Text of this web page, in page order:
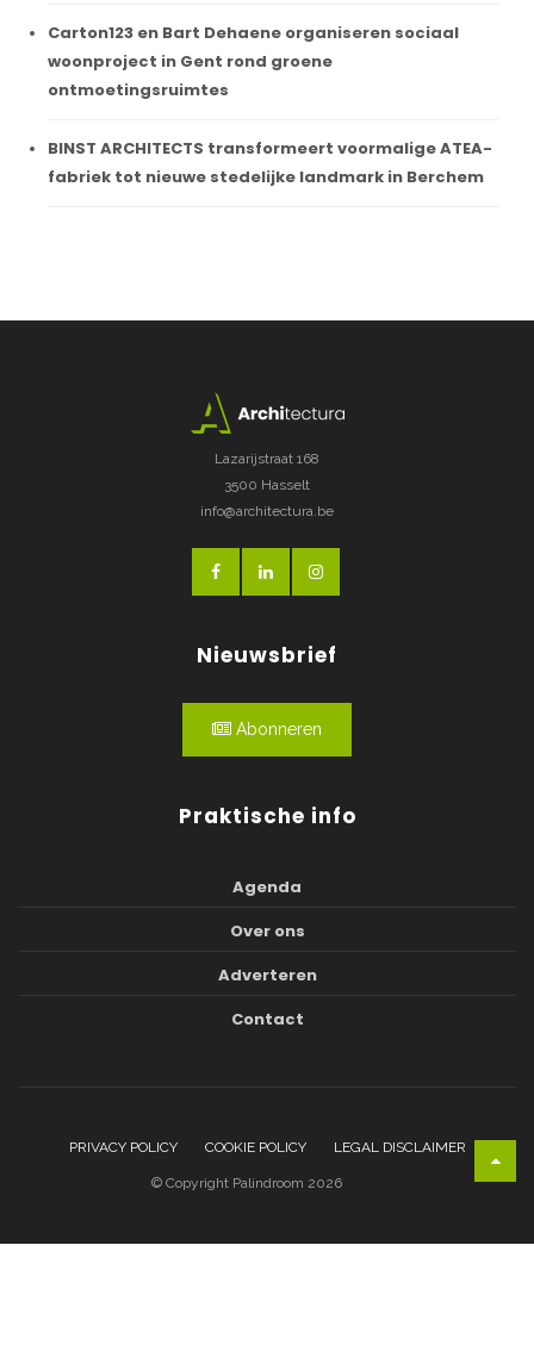
Carton123 en Bart Dehaene organiseren sociaal
woonproject in Gent rond groene
ontmoetingsruimtes
BINST ARCHITECTS transformeert voormalige ATEA-
fabriek tot nieuwe stedelijke landmark in Berchem
Lazarijstraat 168
3500 Hasselt
info@architectura.be
Nieuwsbrief
Abonneren
Praktische info
Agenda
Over ons
Adverteren
Contact
PRIVACY POLICY COOKIE POLICY LEGAL DISCLAIMER
© Copyright Palindroom 2026